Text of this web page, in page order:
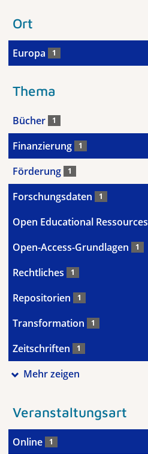
Ort
Europa 1
Thema
Bücher 1
Finanzierung 1
Förderung 1
Forschungsdaten 1
Open Educational Ressources
Open-Access-Grundlagen 1
Rechtliches 1
Repositorien 1
Transformation 1
Zeitschriften 1
Mehr zeigen
Veranstaltungsart
Online 1